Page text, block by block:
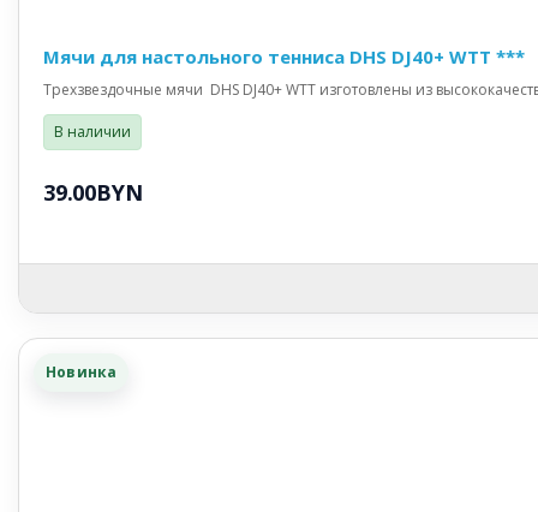
Мячи для настольного тенниса DHS DJ40+ WTT ***
Трехзвездочные мячи DHS DJ40+ WTT изготовлены из
В наличии
39.00BYN
Новинка